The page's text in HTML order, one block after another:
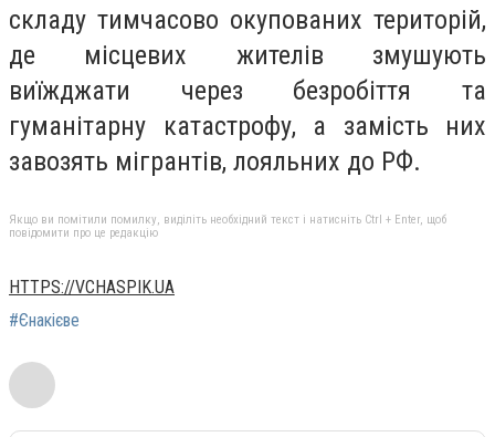
складу тимчасово окупованих територій,
де місцевих жителів змушують
виїжджати через безробіття та
гуманітарну катастрофу, а замість них
завозять мігрантів, лояльних до РФ.
Якщо ви помітили помилку, виділіть необхідний текст і натисніть Ctrl + Enter, щоб
повідомити про це редакцію
HTTPS://VCHASPIK.UA
#Єнакієве